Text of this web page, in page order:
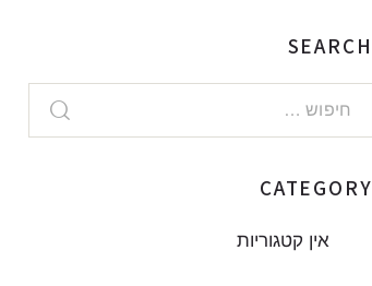
SEARCH
CATEGORY
אין קטגוריות